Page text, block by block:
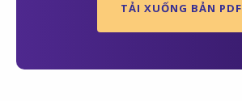
TẢI XUỐNG BẢN PDF